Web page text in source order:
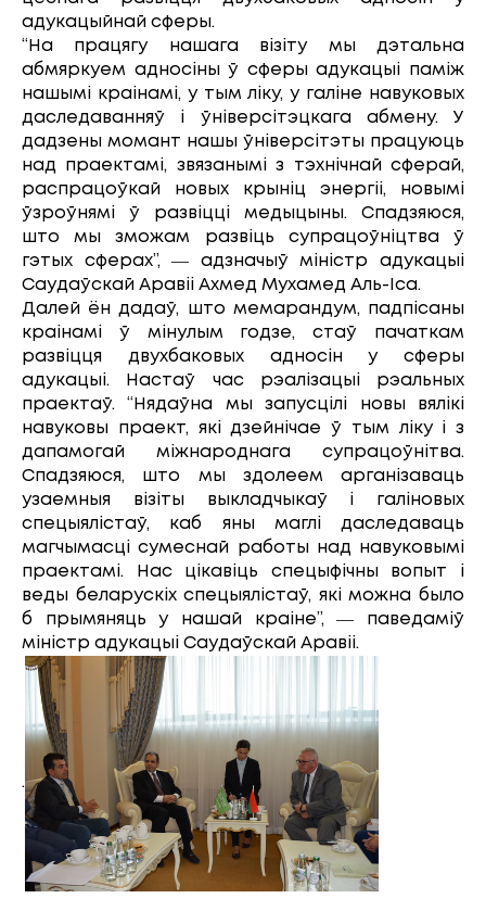
адукацыйнай сферы.
“На працягу нашага візіту мы дэтальна
абмяркуем адносіны ў сферы адукацыі паміж
нашымі краінамі, у тым ліку, у галіне навуковых
даследаванняў і ўніверсітэцкага абмену. У
дадзены момант нашы ўніверсітэты працуюць
над праектамі, звязанымі з тэхнічнай сферай,
распрацоўкай новых крыніц энергіі, новымі
ўзроўнямі ў развіцці медыцыны. Спадзяюся,
што мы зможам развіць супрацоўніцтва ў
гэтых сферах”, ― адзначыў міністр адукацыі
Саудаўскай Аравіі Ахмед Мухамед Аль-Іса.
Далей ён дадаў, што мемарандум, падпісаны
краінамі ў мінулым годзе, стаў пачаткам
развіцця двухбаковых адносін у сферы
адукацыі. Настаў час рэалізацыі рэальных
праектаў. “Нядаўна мы запусцілі новы вялікі
навуковы праект, які дзейнічае ў тым ліку і з
дапамогай міжнароднага супрацоўнітва.
Спадзяюся, што мы здолеем арганізаваць
узаемныя візіты выкладчыкаў і галіновых
спецыялістаў, каб яны маглі даследаваць
магчымасці сумеснай работы над навуковымі
праектамі. Нас цікавіць спецыфічны вопыт і
веды беларускіх спецыялістаў, які можна было
б прымяняць у нашай краіне”, ― паведаміў
міністр адукацыі Саудаўскай Аравіі.
.